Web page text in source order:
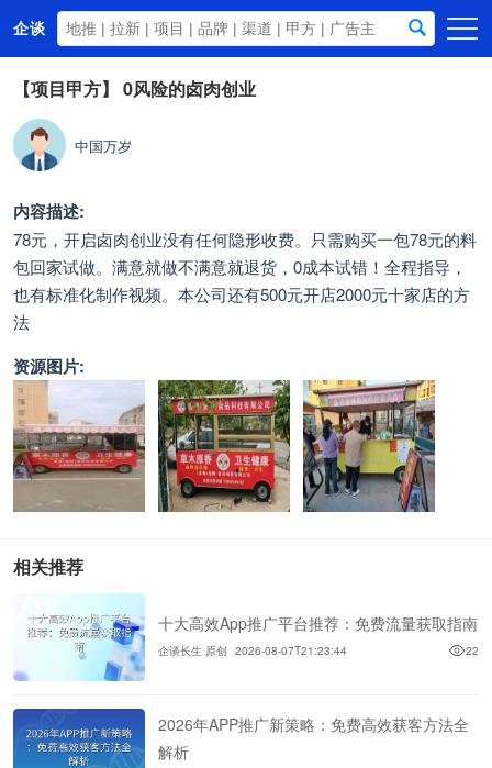
企谈
首页
商务资源
资讯动态
关于我们
【项目甲方】 0风险的卤肉创业
中国万岁
内容描述:
78元，开启卤肉创业 ​​ ​​没有任何隐形收费。只需购买一包78元的料
包回家试做。满意就做不满意就退货，0成本试错！ ​​全程指导，
也有标准化制作视频。 ​​ ​​本公司还有500元开店2000元十家店的方
法 ​​ ​​
资源图片:
相关推荐
十大高效App推广平台推荐：免费流量获取指南
企谈长生 原创 2026-08-07T21:23:44 22
2026年APP推广新策略：免费高效获客方法全
解析